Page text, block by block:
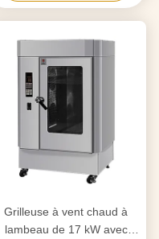
Grilleuse à vent chaud à
lambeau de 17 kW avec